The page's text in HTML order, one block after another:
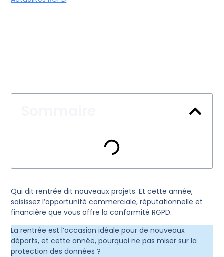
Qui dit rentrée dit nouveaux projets. Et cette année,
saisissez l’opportunité commerciale, réputationnelle et
financière que vous offre la conformité RGPD.
La rentrée est l’occasion idéale pour de nouveaux
départs, et cette année, pourquoi ne pas miser sur la
protection des données ?